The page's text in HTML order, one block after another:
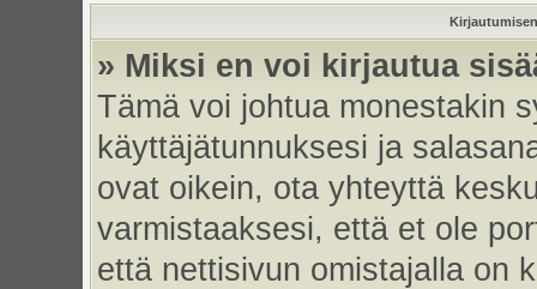
» Miksi en voi kirjautua
Tämä voi johtua monestakin
käyttäjätunnuksesi ja
ovat oikein, ota yhteyttä
varmistaaksesi, että et ole
että nettisivun omistajalla on